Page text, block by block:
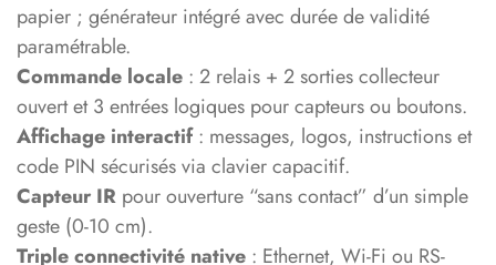
papier ; générateur intégré avec durée de validité
paramétrable.
Commande locale : 2 relais + 2 sorties collecteur
ouvert et 3 entrées logiques pour capteurs ou boutons.
Affichage interactif: messages, logos, instructions et
code PIN sécurisés via clavier capacitif.
Capteur IR pour ouverture “sans contact” d’un simple
geste (0-10 cm).
Triple connectivité native : Ethernet, Wi-Fi ou RS-